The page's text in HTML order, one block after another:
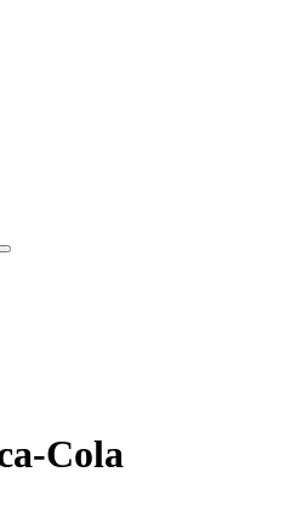
Rechercher
Cola